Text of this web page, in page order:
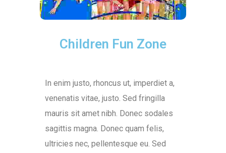
Children Fun Zone
In enim justo, rhoncus ut, imperdiet a,
venenatis vitae, justo. Sed fringilla
mauris sit amet nibh. Donec sodales
sagittis magna. Donec quam felis,
ultricies nec, pellentesque eu. Sed